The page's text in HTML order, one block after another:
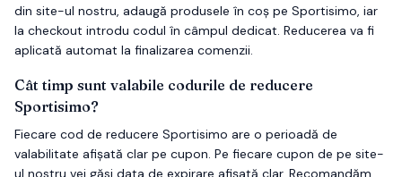
din site-ul nostru, adaugă produsele în coș pe Sportisimo, iar
la checkout introdu codul în câmpul dedicat. Reducerea va fi
aplicată automat la finalizarea comenzii.
Cât timp sunt valabile codurile de reducere
Sportisimo?
Fiecare cod de reducere Sportisimo are o perioadă de
valabilitate afișată clar pe cupon. Pe fiecare cupon de pe site-
ul nostru vei găsi data de expirare afișată clar. Recomandăm